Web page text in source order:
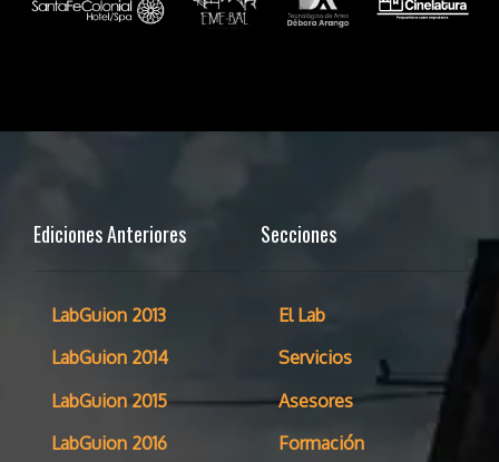
Ediciones Anteriores
LabGuion 2013
LabGuion 2014
LabGuion 2015
LabGuion 2016
Secciones
El Lab
Servicios
Asesores
Formación